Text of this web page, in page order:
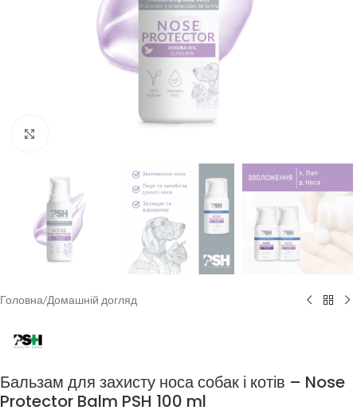
Головна/Домашній догляд
Бальзам для захисту носа собак і котів – Nose
Protector Balm PSH 100 ml